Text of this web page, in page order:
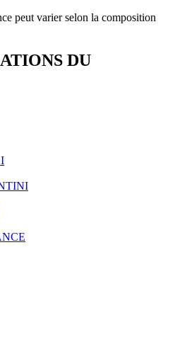
peut varier selon la composition
DU